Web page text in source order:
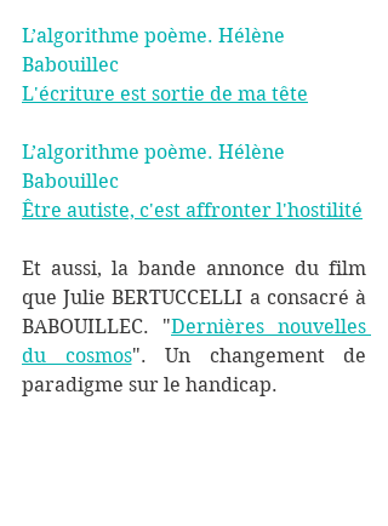
L’algorithme poème. Hélène
Babouillec
L'écriture est sortie de ma tête
L’algorithme poème. Hélène
Babouillec
Être autiste, c'est affronter l'hostilité
Et aussi, la bande annonce du film
que Julie BERTUCCELLI a consacré à
BABOUILLEC. "Dernières nouvelles
du cosmos". Un changement de
paradigme sur le handicap.